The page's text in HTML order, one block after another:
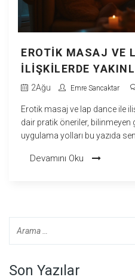
EROTIK MASAJ VE
İLIŞKILERDE
YOLLARI
2Ağu Emre Sancaktar
Erotik masaj ve lap dance ile
dair pratik öneriler, bilinmeyen
uygulama yolları bu yazıda
Devamını Oku
Son Yazılar